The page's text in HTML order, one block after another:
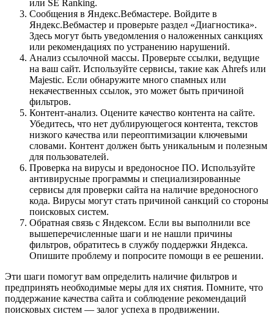
или SE Ranking.
Сообщения в Яндекс.Вебмастере. Войдите в
Яндекс.Вебмастер и проверьте раздел «Диагностика».
Здесь могут быть уведомления о наложенных санкциях
или рекомендациях по устранению нарушений.
Анализ ссылочной массы. Проверьте ссылки, ведущие
на ваш сайт. Используйте сервисы, такие как Ahrefs или
Majestic. Если обнаружите много спамных или
некачественных ссылок, это может быть причиной
фильтров.
Контент-анализ. Оцените качество контента на сайте.
Убедитесь, что нет дублирующегося контента, текстов
низкого качества или переоптимизации ключевыми
словами. Контент должен быть уникальным и полезным
для пользователей.
Проверка на вирусы и вредоносное ПО. Используйте
антивирусные программы и специализированные
сервисы для проверки сайта на наличие вредоносного
кода. Вирусы могут стать причиной санкций со стороны
поисковых систем.
Обратная связь с Яндексом. Если вы выполнили все
вышеперечисленные шаги и не нашли причины
фильтров, обратитесь в службу поддержки Яндекса.
Опишите проблему и попросите помощи в ее решении.
Эти шаги помогут вам определить наличие фильтров и
предпринять необходимые меры для их снятия. Помните, что
поддержание качества сайта и соблюдение рекомендаций
поисковых систем — залог успеха в продвижении.